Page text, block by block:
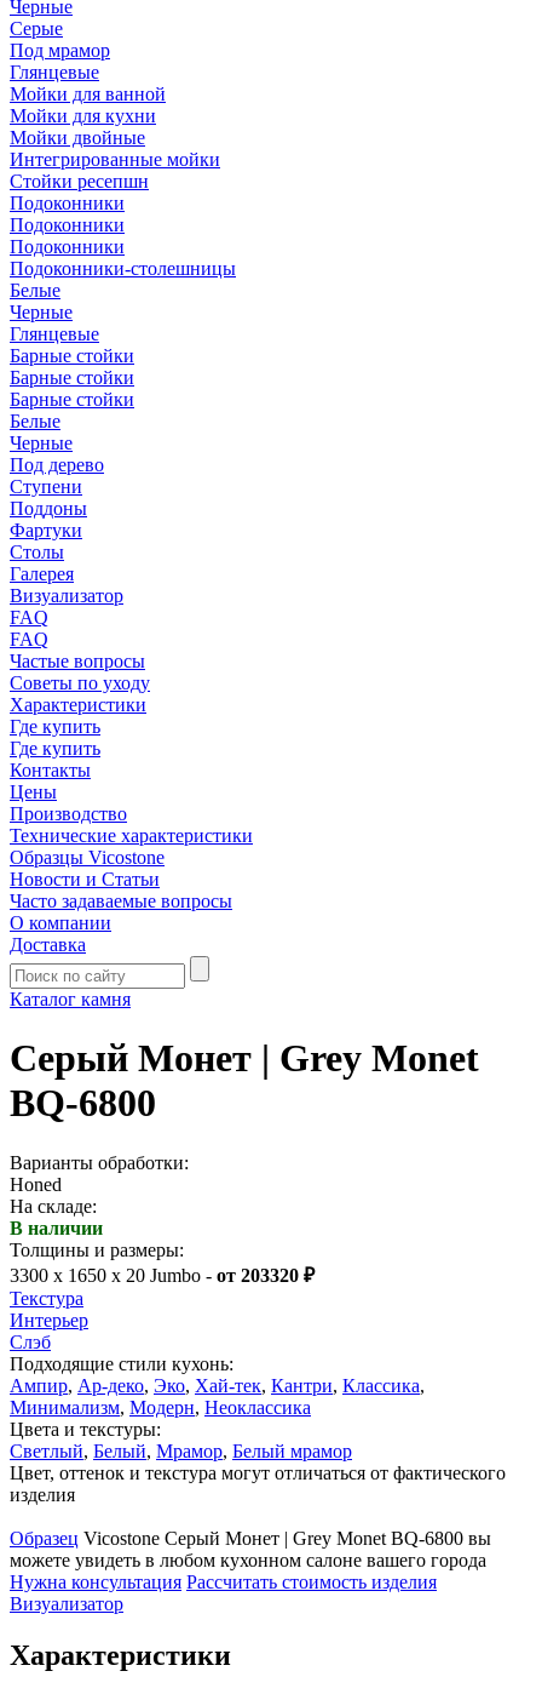
Черные
Серые
Под мрамор
Глянцевые
Мойки для ванной
Мойки для кухни
Мойки двойные
Интегрированные мойки
Стойки ресепшн
Подоконники
Подоконники
Подоконники
Подоконники-столешницы
Белые
Черные
Глянцевые
Барные стойки
Барные стойки
Барные стойки
Белые
Черные
Под дерево
Ступени
Поддоны
Фартуки
Столы
Галерея
Визуализатор
FAQ
FAQ
Частые вопросы
Советы по уходу
Характеристики
Где купить
Где купить
Контакты
Цены
Производство
Технические характеристики
Образцы Vicostone
Новости и Статьи
Часто задаваемые вопросы
О компании
Доставка
Каталог камня
Серый Монет | Grey Monet
BQ-6800
Варианты обработки:
Honed
На складе:
В наличии
Толщины и размеры:
3300 x 1650 x 20 Jumbo - от 203320 ₽
Текстура
Интерьер
Слэб
Подходящие стили кухонь:
Ампир, Ар-деко, Эко, Хай-тек, Кантри, Классика,
Минимализм, Модерн, Неоклассика
Цвета и текстуры:
Светлый, Белый, Мрамор, Белый мрамор
Цвет, оттенок и текстура могут отличаться от фактического
изделия
Образец Vicostone Серый Монет | Grey Monet BQ-6800 вы
можете увидеть в любом кухонном салоне вашего города
Нужна консультация Рассчитать стоимость изделия
Визуализатор
Характеристики